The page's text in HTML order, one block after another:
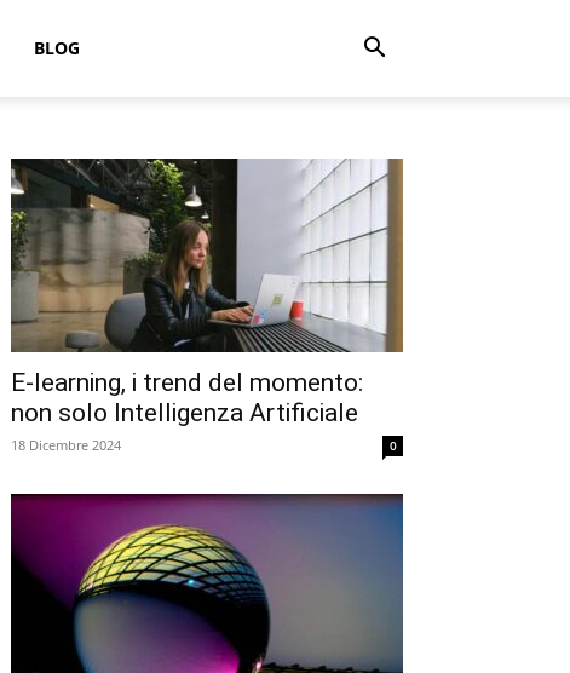
BLOG
E-learning, i trend del momento:
non solo Intelligenza Artificiale
18 Dicembre 2024 0